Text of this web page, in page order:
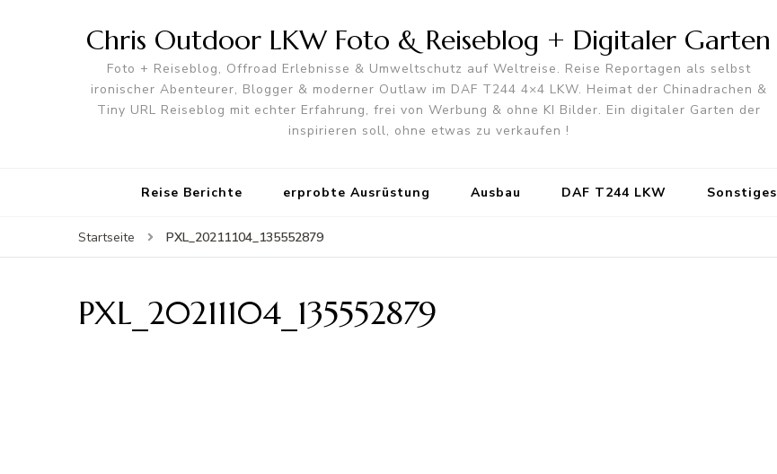
Chris Outdoor LKW Foto & Reiseblog + Digitaler Garten
Foto + Reiseblog, Offroad Erlebnisse & Umweltschutz auf Weltreise. Reise Reportagen als selbst
ironischer Abenteurer, Blogger & moderner Outlaw im DAF T244 4×4 LKW. Heimat der Chinadrachen &
Tiny URL Reiseblog mit echter Erfahrung, frei von Werbung & ohne KI Bilder. Ein digitaler Garten der
inspirieren soll, ohne etwas zu verkaufen !
Reise Berichte erprobte Ausrüstung Ausbau DAF T244 LKW Sonstiges
Startseite PXL_20211104_135552879
PXL_20211104_135552879